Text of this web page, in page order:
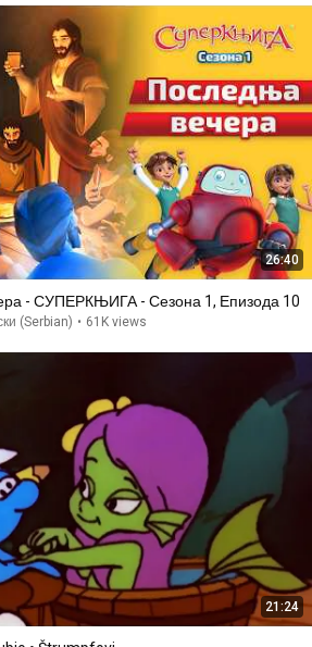
26:40
- СУПЕРКЊИГА - Сезона 1, Епизода 10
(Serbian) • 61K views
21:24